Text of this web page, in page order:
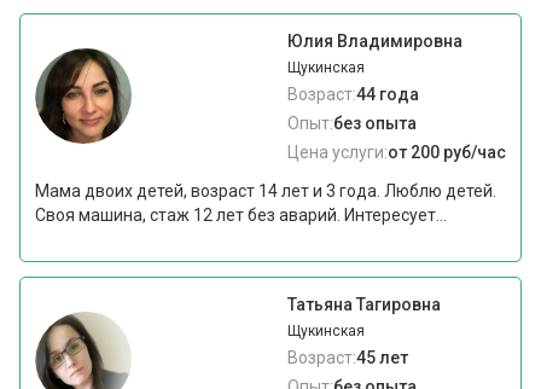
Юлия Владимировна
Щукинская
Возраст:44 года
Опыт:без опыта
Цена услуги:от 200 руб/час
Мама двоих детей, возраст 14 лет и 3 года. Люблю детей.
Своя машина, стаж 12 лет без аварий. Интересует...
Татьяна Тагировна
Щукинская
Возраст:45 лет